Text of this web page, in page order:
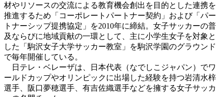
材やリソースの交流による教育機会創出を目的とした連携を
推進するため「コーポレートパートナー契約」および「パー
トナーシップ提携協定」を2010年に締結。女子サッカーの普
及ならびに地域貢献の一環として、主に小学生女子を対象と
した「駒沢女子大学サッカー教室」を駒沢学園のグラウンド
で毎年開催している。
日テレ・ベレーザは、日本代表（なでしこジャパン）でワ
ールドカップやオリンピックに出場した経験を持つ岩清水梓
選手、阪口夢穂選手、有吉佐織選手などを擁する女子サッカ